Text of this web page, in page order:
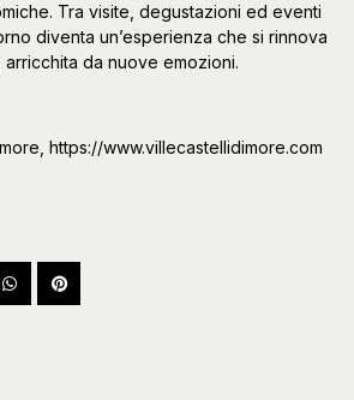
Tra visite, degustazioni ed eventi
diventa un’esperienza che si rinnova
da nuove emozioni.
https://www.villecastellidimore.com